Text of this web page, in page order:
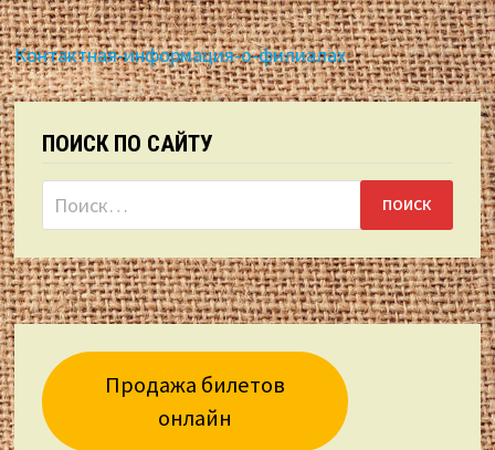
Контактная-информация-о-филиалах
ПОИСК ПО САЙТУ
Найти:
Продажа билетов
онлайн